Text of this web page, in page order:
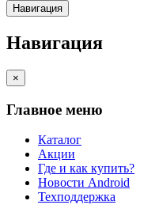
Навигация
Навигация
×
Главное меню
Каталог
Акции
Где и как купить?
Новости Android
Техподдержка